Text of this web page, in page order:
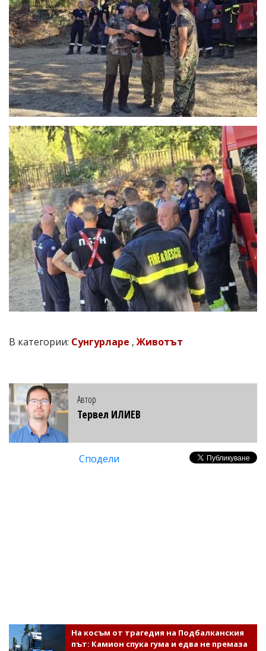
В категории: Сунгурларе ,Животът
Автор
Тервел ИЛИЕВ
Сподели
На косъм от трагедия на Подбалканския
път: Камион спука гума и едва не премаза